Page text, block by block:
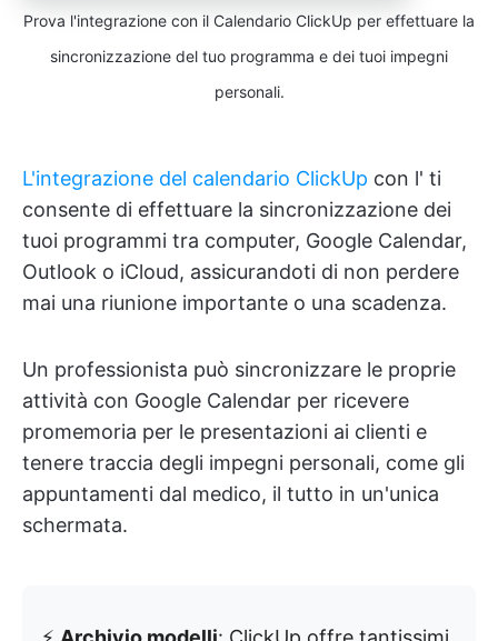
Prova l'integrazione con il Calendario ClickUp per effettuare la
sincronizzazione del tuo programma e dei tuoi impegni
personali.
L'integrazione del calendario ClickUp con l' ti
consente di effettuare la sincronizzazione dei
tuoi programmi tra computer, Google Calendar,
Outlook o iCloud, assicurandoti di non perdere
mai una riunione importante o una scadenza.
Un professionista può sincronizzare le proprie
attività con Google Calendar per ricevere
promemoria per le presentazioni ai clienti e
tenere traccia degli impegni personali, come gli
appuntamenti dal medico, il tutto in un'unica
schermata.